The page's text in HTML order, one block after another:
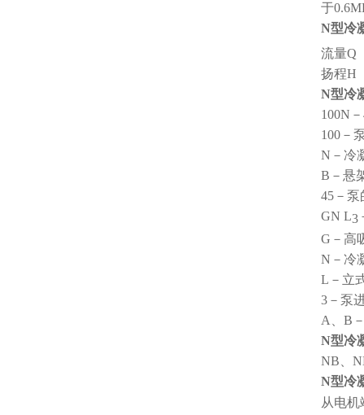
于
N型冷
流量Q
扬程H
N型冷
100N －
100 －
N －冷
B －悬
45 －
GN L3
G －高
N －冷
L －立
3 －泵
A、 B
N型冷
NB、
N型冷
从电机